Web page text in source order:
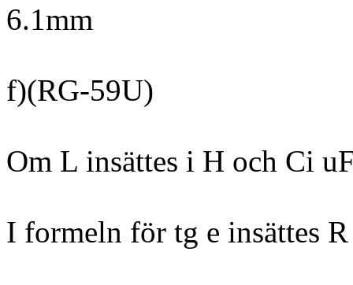
6.1mm
f)(RG-59U)
Om L insättes i H och Ci
I formeln för tg e insättes